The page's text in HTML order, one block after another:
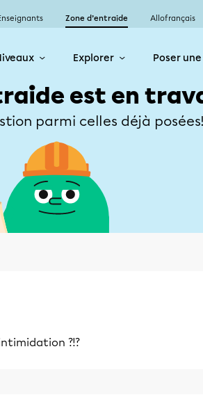
Zone d’entraide Allofrançais
Explorer Poser
est en
parmi celles déjà posées!
?!?